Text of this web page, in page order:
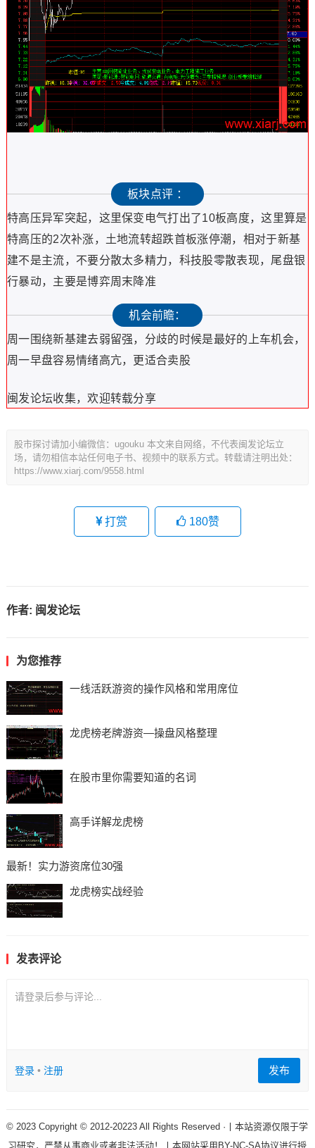
板块点评 ：
特高压异军突起，这里保变电气打出了10板高度，这里算是
特高压的2次补涨，土地流转超跌首板涨停潮，相对于新基
建不是主流，不要分散太多精力，科技股零散表现，尾盘银
行暴动，主要是博弈周末降准
机会前瞻：
周一围绕新基建去弱留强，分歧的时候是最好的上车机会，
周一早盘容易情绪高亢，更适合卖股
闽发论坛收集，欢迎转载分享
股市探讨请加小编微信：ugouku 本文来自网络，不代表闽发论坛立
场，请勿相信本站任何电子书、视频中的联系方式。转载请注明出处：
https://www.xiarj.com/9558.html
打赏 180赞
作者: 闽发论坛
为您推荐
一线活跃游资的操作风格和常用席位
龙虎榜老牌游资—操盘风格整理
在股市里你需要知道的名词
高手详解龙虎榜
最新！实力游资席位30强
龙虎榜实战经验
发表评论
请登录后参与评论...
登录• 注册 发布
© 2023 Copyright © 2012-20223 All Rights Reserved ·丨本站资源仅限于学
习研究，严禁从事商业或者非法活动！丨本网站采用BY-NC-SA协议进行授